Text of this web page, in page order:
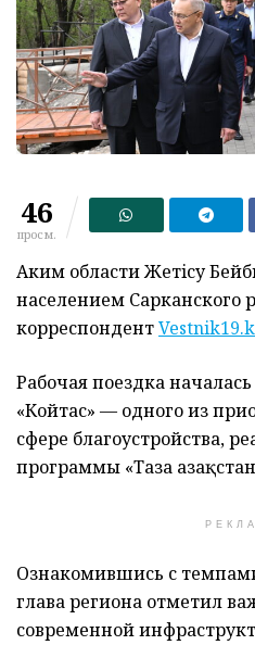
46
просм.
Аким области Жетiсу
населением Сарканского
корреспондент
Рабочая поездка
«Койтас» — одного из
сфере благоустройства,
программы «Таза
Ознакомившись с
глава региона отметил
современной